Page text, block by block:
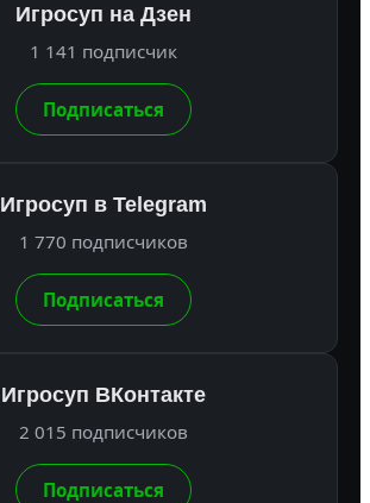
Игросуп на Дзен
1 141 подписчик
Подписаться
Игросуп в Telegram
1 770 подписчиков
Подписаться
Игросуп ВКонтакте
2 015 подписчиков
Подписаться